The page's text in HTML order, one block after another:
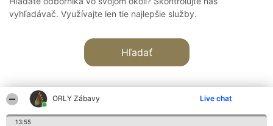
ORLY Zábavy Live chat
13:55
vyhľadávač. Využívajte len tie najlepšie služby.
Hľadať